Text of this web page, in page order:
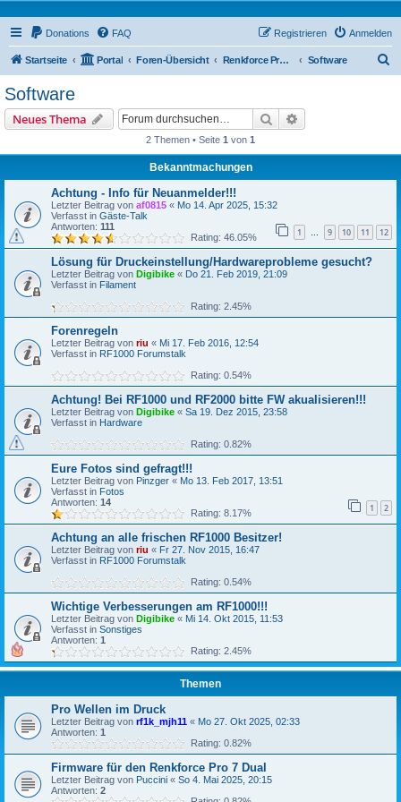
Donations FAQ Anmelden
Registrieren
Startseite Portal Foren-Übersicht Renkforce Pro Forum Software
Software
Neues Thema Suche
2 Themen • Seite 1 von 1
Bekanntmachungen
Achtung - Info für Neuanmelder!!!
Letzter Beitrag von af0815 « Mo 14. Apr 2025, 15:32
Verfasst in Gäste-Talk
Antworten: 111 1 … 9 10 11 12
Rating: 46.05%
Lösung für Druckeinstellung/Hardwareprobleme gesucht?
Letzter Beitrag von Digibike « Do 21. Feb 2019, 21:09
Verfasst in Filament
Rating: 2.45%
Forenregeln
Letzter Beitrag von riu « Mi 17. Feb 2016, 12:54
Verfasst in RF1000 Forumstalk
Rating: 0.54%
Achtung! Bei RF1000 und RF2000 bitte FW akualisieren!!!
Letzter Beitrag von Digibike « Sa 19. Dez 2015, 23:58
Verfasst in Hardware
Rating: 0.82%
Eure Fotos sind gefragt!!!
Letzter Beitrag von Pinzger « Mo 13. Feb 2017, 13:51
Verfasst in Fotos
Antworten: 14 1 2
Rating: 8.17%
Achtung an alle frischen RF1000 Besitzer!
Letzter Beitrag von riu « Fr 27. Nov 2015, 16:47
Verfasst in RF1000 Forumstalk
Rating: 0.54%
Wichtige Verbesserungen am RF1000!!!
Letzter Beitrag von Digibike « Mi 14. Okt 2015, 11:53
Verfasst in Sonstiges
Antworten: 1
Rating: 2.45%
Themen
Pro Wellen im Druck
Letzter Beitrag von rf1k_mjh11 « Mo 27. Okt 2025, 02:33
Antworten: 1
Rating: 0.82%
Firmware für den Renkforce Pro 7 Dual
Letzter Beitrag von Puccini « So 4. Mai 2025, 20:15
Antworten: 2